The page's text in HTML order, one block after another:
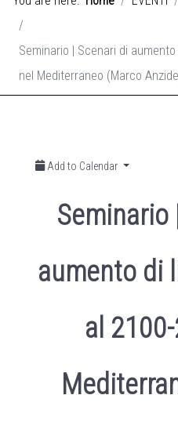
Seminario | Scenari di
nel Mediterraneo (Marco
Add to Calendar
Seminario
aumento di
al